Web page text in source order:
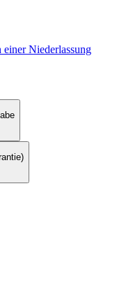
einer Niederlassung